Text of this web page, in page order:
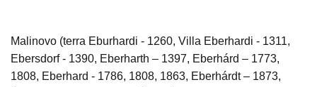
Malinovo (terra Eburhardi - 1260, Villa Eberhardi - 1311,
Ebersdorf - 1390, Eberharth – 1397, Eberhárd – 1773,
1808, Eberhard - 1786, 1808, 1863, Eberhárdt – 1873,